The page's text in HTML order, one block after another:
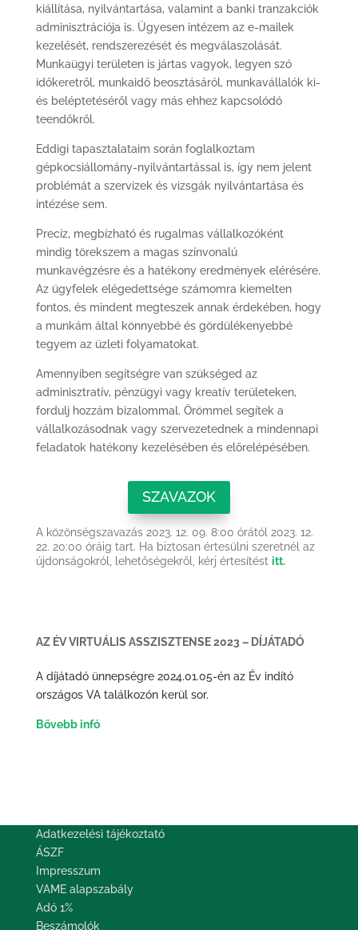
kiállítása, nyilvántartása, valamint a banki tranzakciók
adminisztrációja is. Ügyesen intézem​ az e-mailek
kezelés​ét​, rendszerezés​ét​ és megválaszolás​át​.
Munkaügyi területen is jártas vagyok, legyen szó
időkeretről, munkaidő beosztásáról, munkavállalók ki-
és beléptetéséről vagy más ehhez kapcsolódó
teendőkről.
Eddigi tapasztalataim során foglalkoztam
gépkocsiállomány-nyilvántartással is, így nem jelent
problémát a szervizek és vizsgák nyilvántartása és
intézése sem.
Precíz, megbízható és rugalmas ​vállalkozóként
mindig törek​szem a magas színvonalú
munkavégzésre és a hatékony eredmények elérésére.
Az ügyfelek elégedettsége számomra kiemelten
fontos, és mindent megteszek annak érdekében, hogy
a munkám által könnyebbé és gördülékenyebbé
tegyem az üzleti folyamatokat.
Amennyiben segítségre van szükséged az
adminisztratív, pénzügyi vagy kreatív területeken, ​
fordulj hozzám bizalommal. Örömmel segítek a
vállalkozásodnak vagy szervezetednek a mindennapi
feladatok hatékony kezelésében és előrelépésében.
SZAVAZOK
A közönségszavazás 2023. 12. 09. 8:00 órától 2023. 12.
22. 20:00 óráig tart. Ha biztosan értesülni szeretnél az
újdonságokról, lehetőségekről, kérj értesítést itt.
AZ ÉV VIRTUÁLIS ASSZISZTENSE 2023 – DÍJÁTADÓ
A díjátadó ünnepségre 2024.01.05-én az Év indító
országos VA találkozón kerül sor.
Bővebb infó
Adatkezelési tájékoztató
ÁSZF
Impresszum
VAME alapszabály
Adó 1%
Beszámolók